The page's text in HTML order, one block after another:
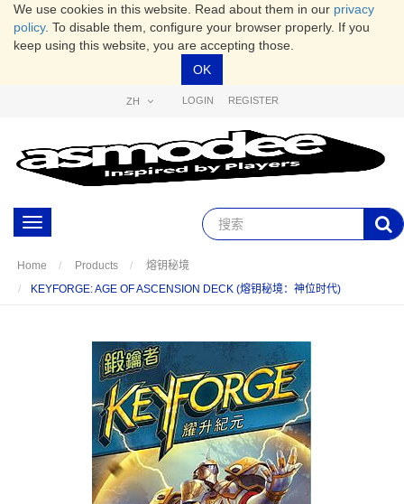
We use cookies in this website. Read about them in our privacy
policy. To disable them, configure your browser properly. If you
keep using this website, you are accepting those.
OK
ZH LOGIN REGISTER
Toggle
navigation
Home Products
熔钥秘境
KEYFORGE: AGE OF ASCENSION DECK (熔钥秘境：神位时代)